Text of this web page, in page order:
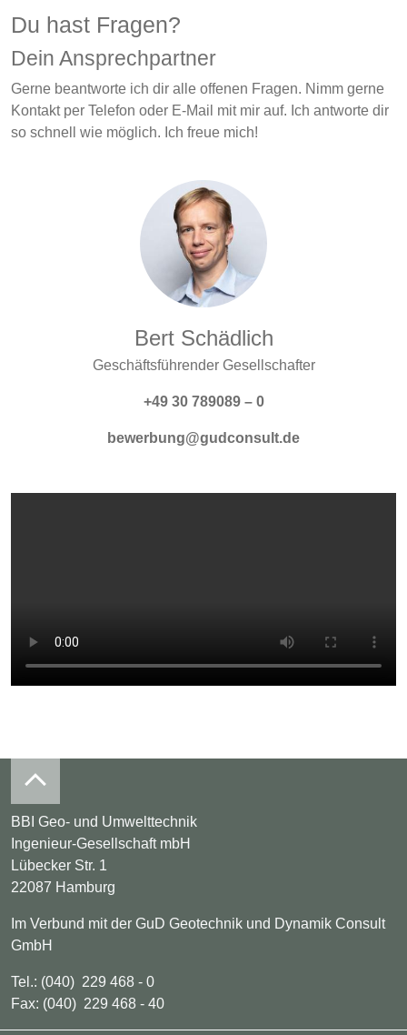
Du hast Fragen?
Dein Ansprechpartner
Gerne beantworte ich dir alle offenen Fragen. Nimm gerne
Kontakt per Telefon oder E-Mail mit mir auf. Ich antworte dir
so schnell wie möglich. Ich freue mich!
Bert Schädlich
Geschäftsführender Gesellschafter
+49 30 789089 – 0
bewerbung@gudconsult.de
BBI Geo- und Umwelttechnik
Ingenieur-Gesellschaft mbH
Lübecker Str. 1
22087 Hamburg
Im Verbund mit der GuD Geotechnik und Dynamik Consult
GmbH
Tel.: (040) 229 468 - 0
Fax: (040) 229 468 - 40